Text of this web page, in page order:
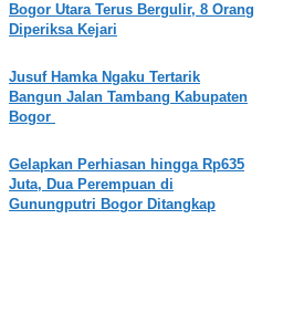
Bogor Utara Terus Bergulir, 8 Orang
Diperiksa Kejari
Jusuf Hamka Ngaku Tertarik
Bangun Jalan Tambang Kabupaten
Bogor
Gelapkan Perhiasan hingga Rp635
Juta, Dua Perempuan di
Gunungputri Bogor Ditangkap